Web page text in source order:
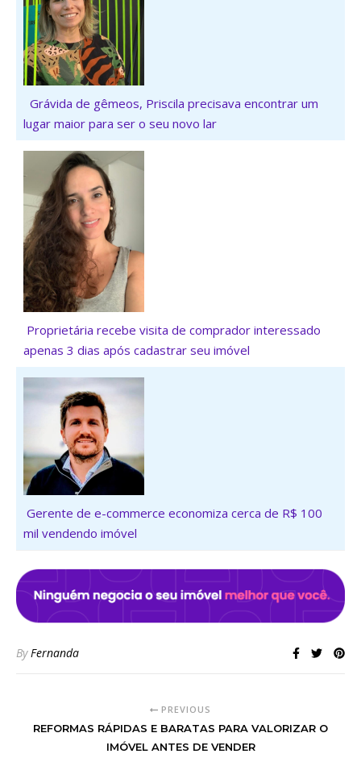
Grávida de gêmeos, Priscila precisava encontrar um
lugar maior para ser o seu novo lar
Proprietária recebe visita de comprador interessado
apenas 3 dias após cadastrar seu imóvel
Gerente de e-commerce economiza cerca de R$ 100
mil vendendo imóvel
ByFernanda
PREVIOUS
REFORMAS RÁPIDAS E BARATAS PARA VALORIZAR O
IMÓVEL ANTES DE VENDER